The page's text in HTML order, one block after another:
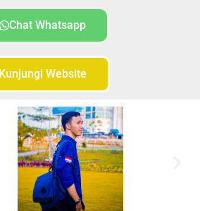
Chat Whatsapp
Kunjungi Website